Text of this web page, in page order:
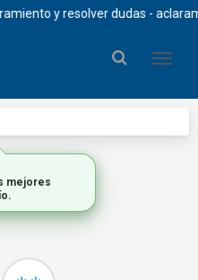
y resolver dudas -
mejores